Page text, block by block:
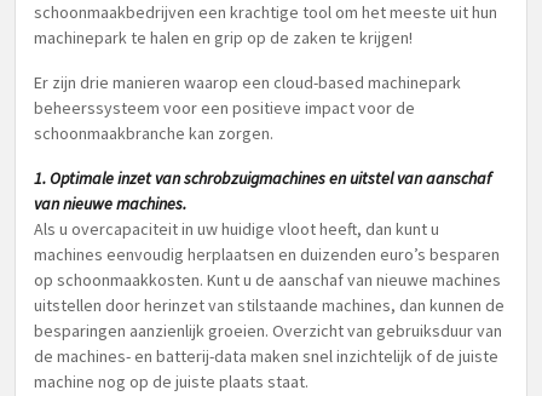
schoonmaakbedrijven een krachtige tool om het meeste uit hun
machinepark te halen en grip op de zaken te krijgen!
Er zijn drie manieren waarop een cloud-based machinepark
beheerssysteem voor een positieve impact voor de
schoonmaakbranche kan zorgen.
1. Optimale inzet van schrobzuigmachines en uitstel van aanschaf
van nieuwe machines.
Als u overcapaciteit in uw huidige vloot heeft, dan kunt u
machines eenvoudig herplaatsen en duizenden euro’s besparen
op schoonmaakkosten. Kunt u de aanschaf van nieuwe machines
uitstellen door herinzet van stilstaande machines, dan kunnen de
besparingen aanzienlijk groeien. Overzicht van gebruiksduur van
de machines- en batterij-data maken snel inzichtelijk of de juiste
machine nog op de juiste plaats staat.